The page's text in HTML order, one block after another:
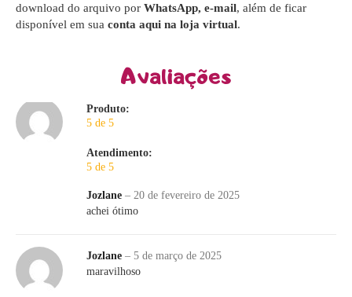
download do arquivo por WhatsApp, e-mail, além de ficar
disponível em sua conta aqui na loja virtual.
Avaliações
Produto:
5 de 5
Atendimento:
5 de 5
Jozlane – 20 de fevereiro de 2025
achei ótimo
Jozlane – 5 de março de 2025
maravilhoso